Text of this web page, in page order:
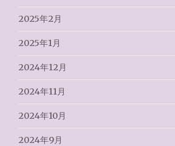
2025年2月
2025年1月
2024年12月
2024年11月
2024年10月
2024年9月